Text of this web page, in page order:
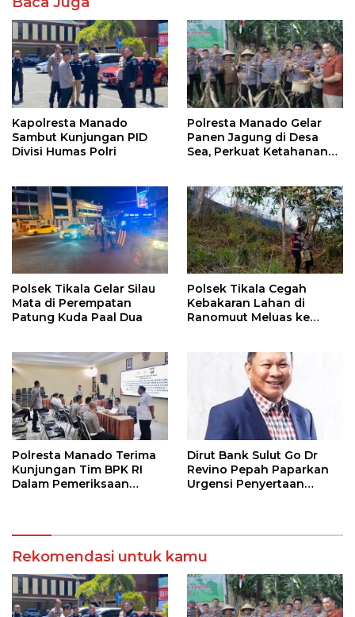
Kapolresta Manado
Sambut Kunjungan PID
Divisi Humas Polri
Polresta Manado Gelar
Panen Jagung di Desa
Sea, Perkuat Ketahanan
Polsek Tikala Gelar Silau
Mata di Perempatan
Patung Kuda Paal Dua
Polsek Tikala Cegah
Kebakaran Lahan di
Ranomuut Meluas ke
Polresta Manado Terima
Kunjungan Tim BPK RI
Dalam Pemeriksaan
Laporan Kamtibmas
Dirut Bank Sulut Go Dr
Revino Pepah Paparkan
Urgensi Penyertaan
Rekomendasi untuk kamu